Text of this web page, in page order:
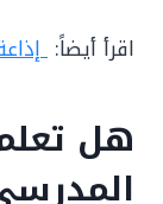
اقرأ أيضاً:
هل